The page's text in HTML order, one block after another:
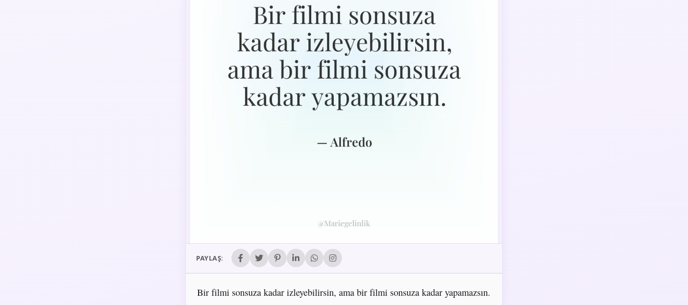
PAYLAŞ:
Bir filmi sonsuza kadar izleyebilirsin, ama bir filmi sonsuza kadar yapamazsın.